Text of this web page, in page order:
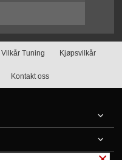
Vilkår Tuning Kjøpsvilkår
Kontakt oss